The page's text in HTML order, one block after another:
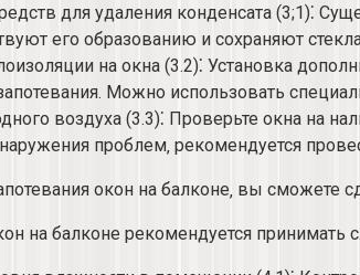
для удаления конденсата (3;1)⁚
его образованию и сохраняют
на окна (3.​2)⁚ Установка
Можно использовать
воздуха (3.​3)⁚ Проверьте окна на
проблем‚ рекомендуется
окон на балконе‚ вы
на балконе рекомендуется